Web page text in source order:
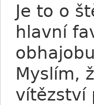
Je to o
hlavní
Myslím,
vítězství